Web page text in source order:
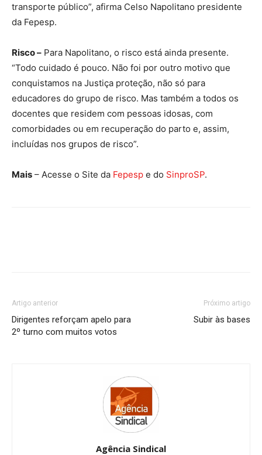
transporte público”, afirma Celso Napolitano presidente
da Fepesp.
Risco – Para Napolitano, o risco está ainda presente.
“Todo cuidado é pouco. Não foi por outro motivo que
conquistamos na Justiça proteção, não só para
educadores do grupo de risco. Mas também a todos os
docentes que residem com pessoas idosas, com
comorbidades ou em recuperação do parto e, assim,
incluídas nos grupos de risco”.
Mais – Acesse o Site da Fepesp e do SinproSP.
Artigo anterior
Dirigentes reforçam apelo para
2º turno com muitos votos
Próximo artigo
Subir às bases
Agência Sindical